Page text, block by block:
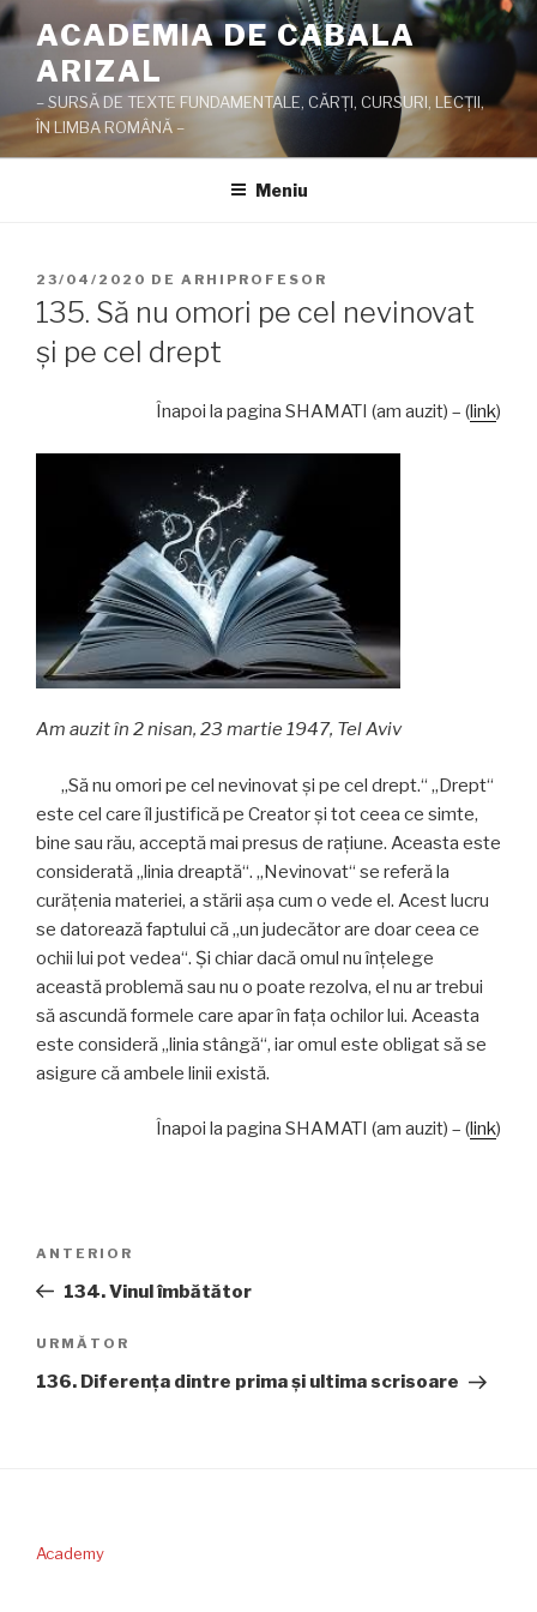
Sari
la
conținut
ACADEMIA DE CABALA
ARIZAL
– SURSĂ DE TEXTE FUNDAMENTALE, CĂRŢI, CURSURI, LECŢII,
ÎN LIMBA ROMÂNĂ –
Meniu
PUBLICAT
PE
23/04/2020 DE ARHIPROFESOR
135. Să nu omori pe cel nevinovat
şi pe cel drept
Înapoi la pagina SHAMATI (am auzit) – (link)
Am auzit în 2 nisan, 23 martie 1947, Tel Aviv
„Să nu omori pe cel nevinovat şi pe cel drept.“ „Drept“
este cel care îl justifică pe Creator şi tot ceea ce simte,
bine sau rău, acceptă mai presus de raţiune. Aceasta este
considerată „linia dreaptă“. „Nevinovat“ se referă la
curăţenia materiei, a stării aşa cum o vede el. Acest lucru
se datorează faptului că „un judecător are doar ceea ce
ochii lui pot vedea“. Şi chiar dacă omul nu înţelege
această problemă sau nu o poate rezolva, el nu ar trebui
să ascundă formele care apar în faţa ochilor lui. Aceasta
este consideră „linia stângă“, iar omul este obligat să se
asigure că ambele linii există.
Înapoi la pagina SHAMATI (am auzit) – (link)
articole
Articolul
anterior
ANTERIOR
134. Vinul îmbătător
Articolul
următor
URMĂTOR
136. Diferenţa dintre prima şi ultima scrisoare
Academy